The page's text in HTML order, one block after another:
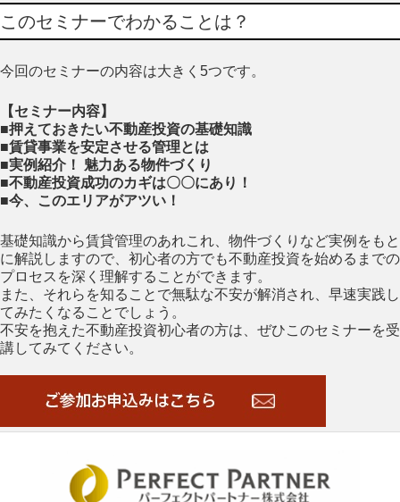
このセミナーでわかることは？
今回のセミナーの内容は大きく5つです。
【セミナー内容】
■押えておきたい不動産投資の基礎知識
■賃貸事業を安定させる管理とは
■実例紹介！ 魅力ある物件づくり
■不動産投資成功のカギは〇〇にあり！
■今、このエリアがアツい！
基礎知識から賃貸管理のあれこれ、物件づくりなど実例をもと
に解説しますので、初心者の方でも不動産投資を始めるまでの
プロセスを深く理解することができます。
また、それらを知ることで無駄な不安が解消され、早速実践し
てみたくなることでしょう。
不安を抱えた不動産投資初心者の方は、ぜひこのセミナーを受
講してみてください。